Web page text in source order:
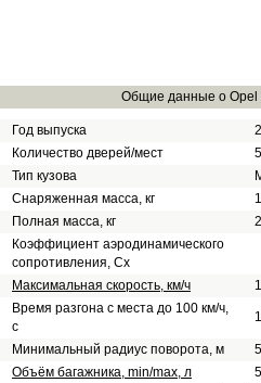
Общие данные о Opel
Год выпуска
Количество дверей/мест
Тип кузова
Снаряженная масса, кг
Полная масса, кг
Коэффициент аэродинамического
сопротивления, Сх
Максимальная скорость, км/ч
Время разгона с места до 100 км/ч,
с
Минимальный радиус поворота, м
Объём багажника, min/max, л